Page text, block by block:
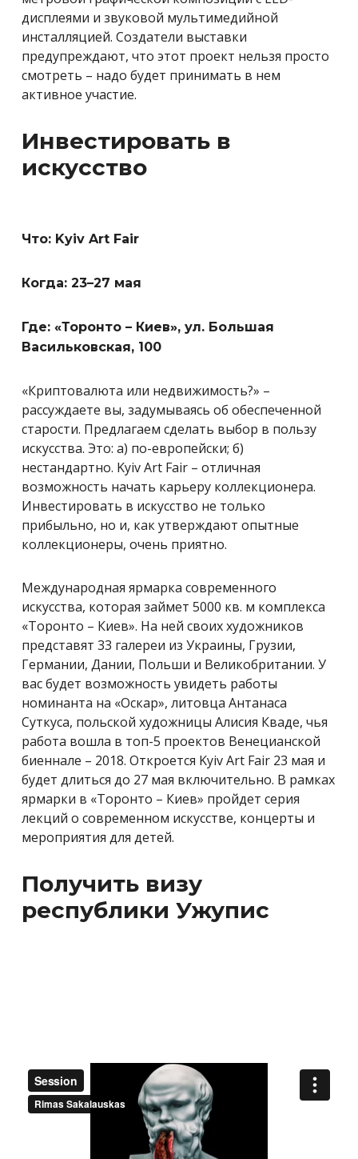
дисплеями и звуковой мультимедийной
инсталляцией. Создатели выставки
предупреждают, что этот проект нельзя просто
смотреть – надо будет принимать в нем
активное участие.
Инвестировать в
искусство
Что: Kyiv Art Fair
Когда: 23–27 мая
Где: «Торонто – Киев», ул. Большая
Васильковская, 100
«Криптовалюта или недвижимость?» –
рассуждаете вы, задумываясь об обеспеченной
старости. Предлагаем сделать выбор в пользу
искусства. Это: а) по-европейски; б)
нестандартно. KyivArt Fair – отличная
возможность начать карьеру коллекционера.
Инвестировать в искусство не только
прибыльно, но и, как утверждают опытные
коллекционеры, очень приятно.
Международная ярмарка современного
искусства, которая займет 5000 кв. м комплекса
«Торонто – Киев». На ней своих художников
представят 33 галереи из Украины, Грузии,
Германии, Дании, Польши и Великобритании. У
вас будет возможность увидеть работы
номинанта на «Оскар», литовца Антанаса
Суткуса, польской художницы Алисия Кваде, чья
работа вошла в топ-5 проектов Венецианской
биеннале – 2018. Откроется KyivArt Fair 23 мая и
будет длиться до 27 мая включительно. В рамках
ярмарки в «Торонто – Киев» пройдет серия
лекций о современном искусстве, концерты и
мероприятия для детей.
Получить визу
республики Ужупис